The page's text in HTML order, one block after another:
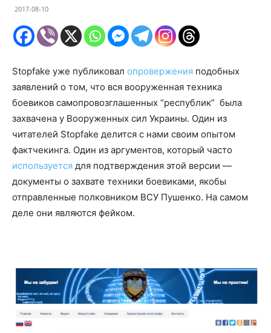
2017-08-10
Stopfake уже публиковал опровержения подобных
заявлений о том, что вся вооруженная техника
боевиков самопровозглашенных “республик” была
захвачена у Вооруженных сил Украины. Один из
читателей Stopfake делится с нами своим опытом
фактчекинга. Один из аргументов, который часто
используется для подтверждения этой версии —
документы о захвате техники боевиками, якобы
отправленные полковником ВСУ Пушенко. На самом
деле они являются фейком.